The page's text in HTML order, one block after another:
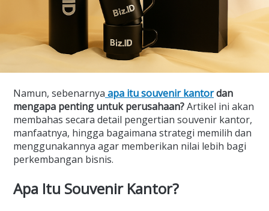
Namun, sebenarnya apa itu souvenir kantordan
mengapa penting untuk perusahaan?Artikel ini akan
membahas secara detail pengertian souvenir kantor,
manfaatnya, hingga bagaimana strategi memilih dan
menggunakannya agar memberikan nilai lebih bagi
perkembangan bisnis.
Apa Itu Souvenir Kantor?